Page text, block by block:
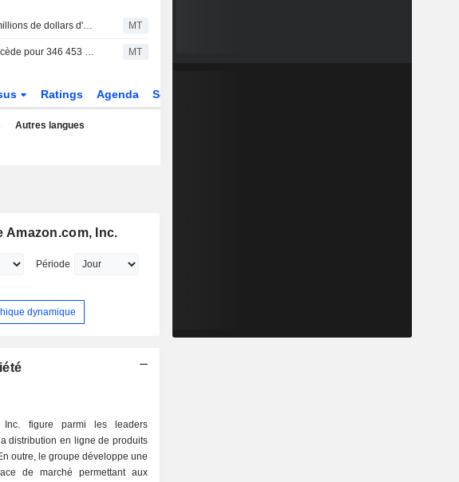
Bezos cède pour 350 millions de dollars d'actions Amazon.com lors de sa première vente de 2026 MT
Amazon.com : un initié cède pour 346 453 514 $ d'actions, selon un récent document de la SEC MT
Ratings Agenda Secteur
Autres langues
Amazon.com, Inc.
Période
dynamique
Inc. figure parmi les leaders
distribution en ligne de produits
outre, le groupe développe une
de marché permettant aux